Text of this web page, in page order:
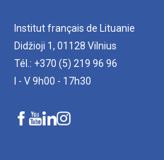
Institut français de Lituanie
Didžioji 1, 01128 Vilnius
Tél.: +370 (5) 219 96 96
I - V 9h00 - 17h30